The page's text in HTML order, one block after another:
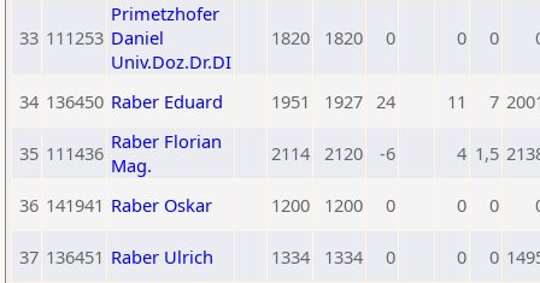
33 111253
Primetzhofer
Daniel
Univ.Doz.Dr.DI
1820 1820 0 0 0
34 136450 Raber Eduard 1951 1927 24 11 7
35 111436 Raber Florian
Mag.
2114 2120 -6 4 1,5
36 141941 Raber Oskar 1200 1200 0 0 0
37 136451 Raber Ulrich 1334 1334 0 0 0